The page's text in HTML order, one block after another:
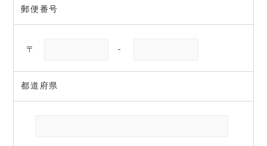
郵便番号
〒 -
都道府県